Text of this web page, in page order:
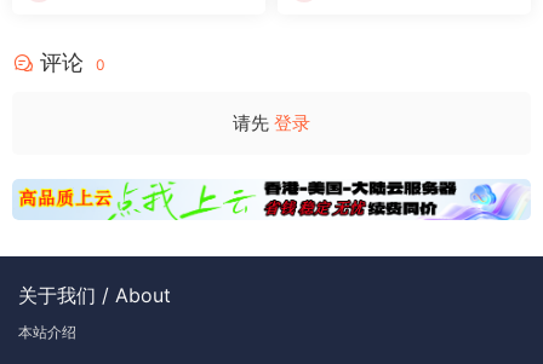
评论 0
请先 登录
关于我们 / About
本站介绍